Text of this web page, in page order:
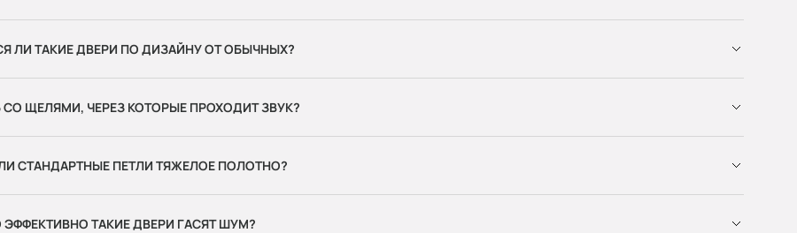
ЛИ ТАКИЕ ДВЕРИ ПО ДИЗАЙНУ ОТ ОБЫЧНЫХ?
СО ЩЕЛЯМИ, ЧЕРЕЗ КОТОРЫЕ ПРОХОДИТ ЗВУК?
СТАНДАРТНЫЕ ПЕТЛИ ТЯЖЕЛОЕ ПОЛОТНО?
ТАКИЕ ДВЕРИ ГАСЯТ ШУМ?